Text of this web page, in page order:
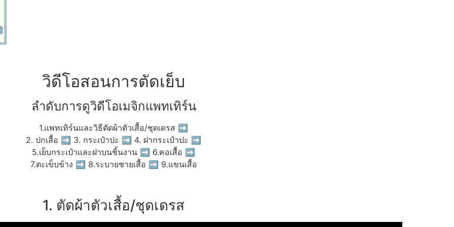
วิดีโอสอนการตัดเย็บ
ลำดับการดูวิดีโอเมจิกแพทเทิร์น
1.แพทเทิร์นและวิธีตัดผ้าตัวเสื้อ/ชุดเดรส ➡
2. ปกเสื้อ ➡ 3. กระเป๋าปะ ➡ 4. ฝากระเป๋าปะ ➡
5.เย็บกระเป๋าและฝาบนชิ้นงาน ➡ 6.คอเสื้อ ➡
7.ตะเข็บข้าง ➡ 8.ระบายชายเสื้อ ➡ 9.แขนเสื้อ
1. ตัดผ้าตัวเสื้อ/ชุดเดรส